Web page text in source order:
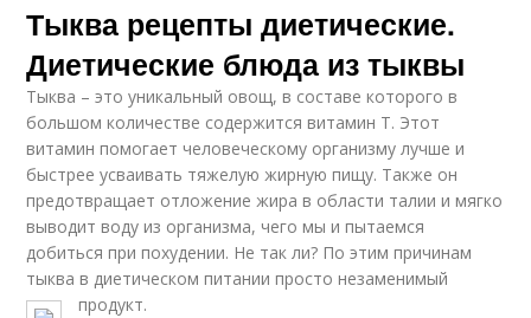
Тыква рецепты диетические.
Диетические блюда из тыквы
Тыква – это уникальный овощ, в составе которого в
большом количестве содержится витамин Т. Этот
витамин помогает человеческому организму лучше и
быстрее усваивать тяжелую жирную пищу. Также он
предотвращает отложение жира в области талии и мягко
выводит воду из организма, чего мы и пытаемся
добиться при похудении. Не так ли? По этим причинам
тыква в диетическом питании просто незаменимый
продукт.